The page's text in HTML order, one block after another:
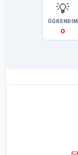
💡
ÖĞRENDİM
0